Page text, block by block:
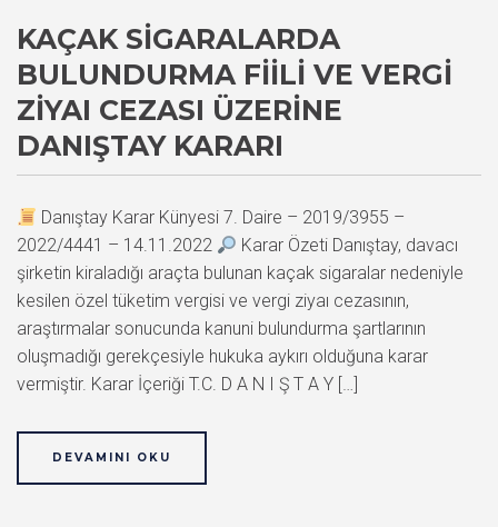
KAÇAK SIGARALARDA
BULUNDURMA FIILI VE VERGI
ZIYAI CEZASI ÜZERINE
DANIŞTAY KARARI
Danıştay Karar Künyesi 7. Daire – 2019/3955 –
2022/4441 – 14.11.2022
Karar Özeti Danıştay, davacı
şirketin kiraladığı araçta bulunan kaçak sigaralar nedeniyle
kesilen özel tüketim vergisi ve vergi ziyaı cezasının,
araştırmalar sonucunda kanuni bulundurma şartlarının
oluşmadığı gerekçesiyle hukuka aykırı olduğuna karar
vermiştir. Karar İçeriği T.C. D A N I Ş T A Y […]
DEVAMINI OKU